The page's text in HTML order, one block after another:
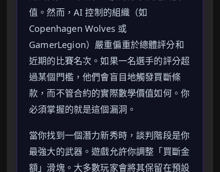
值。然而，AI 控制的組織（如
Copenhagen Wolves 或
GamerLegion）嚴重偏重於總體評分和
近期的比賽名次。如果一名選手的評分超
過某個門檻，他們會盲目地觸發買斷條
款，而不管合約的實際數學價值如何。你
必須掌握的就是這個漏洞。
當你找到一個潛力新秀時，談判階段是你
最強大的武器。遊戲允許你調整「買斷金
額」滑塊。大多數玩家會將其保留在預設